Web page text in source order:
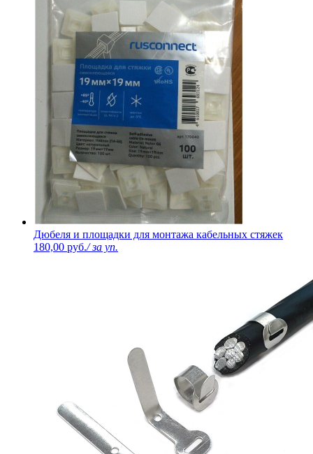
Дюбеля и площадки для монтажа кабельных стяжек
180,00 руб./ за уп.